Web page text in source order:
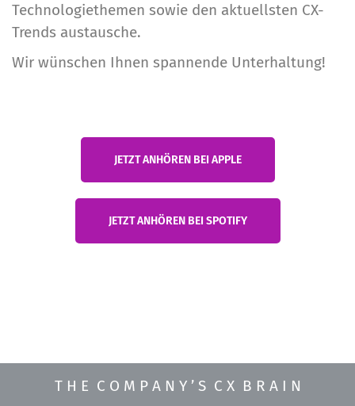
Technologiethemen sowie den aktuellsten CX-
Trends austausche.
Wir wünschen Ihnen spannende Unterhaltung!
JETZT ANHÖREN BEI APPLE
JETZT ANHÖREN BEI SPOTIFY
T H E C O M P A N Y ’ S C X B R A I N